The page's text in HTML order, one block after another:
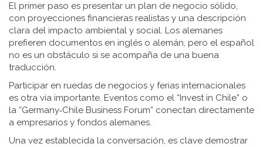
El primer paso es presentar un plan de negocio sólido,
con proyecciones financieras realistas y una descripción
clara del impacto ambiental y social. Los alemanes
prefieren documentos en inglés o alemán, pero el español
no es un obstáculo si se acompaña de una buena
traducción.
Participar en ruedas de negocios y ferias internacionales
es otra vía importante. Eventos como el “Invest in Chile” o
la “Germany‑Chile Business Forum” conectan directamente
a empresarios y fondos alemanes.
Una vez establecida la conversación, es clave demostrar